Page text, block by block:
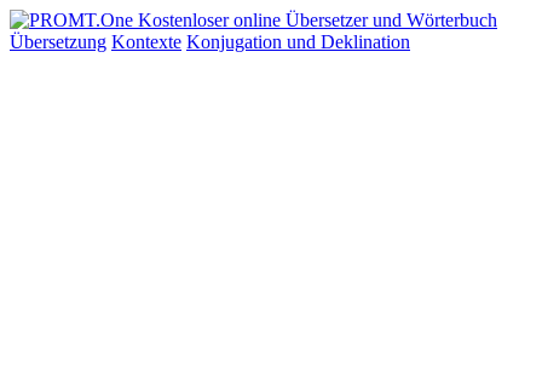
Übersetzung Kontexte Konjugation und Deklination